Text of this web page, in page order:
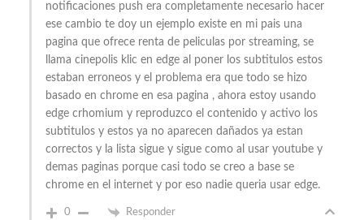
notificaciones push era completamente necesario hacer
ese cambio te doy un ejemplo existe en mi pais una
pagina que ofrece renta de peliculas por streaming, se
llama cinepolis klic en edge al poner los subtitulos estos
estaban erroneos y el problema era que todo se hizo
basado en chrome en esa pagina , ahora estoy usando
edge crhomium y reproduzco el contenido y activo los
subtitulos y estos ya no aparecen dañados ya estan
correctos y la lista sigue y sigue como al usar youtube y
demas paginas porque casi todo se creo a base se
chrome en el internet y por eso nadie queria usar edge.
0 Responder